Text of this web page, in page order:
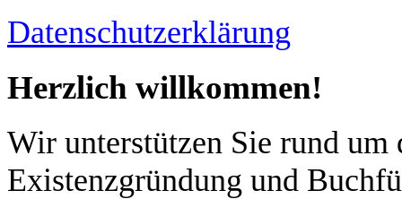
Datenschutzerklärung
Herzlich willkommen!
Wir unterstützen Sie rund um
Existenzgründung und